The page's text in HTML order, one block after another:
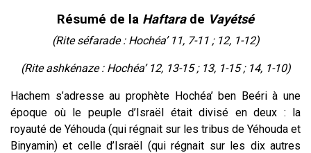
Résumé de la Haftarade Vayétsé
(Rite séfarade : Hochéa’ 11, 7-11 ; 12, 1-12)
(Rite ashkénaze : Hochéa’ 12, 13-15 ; 13, 1-15 ; 14, 1-10)
Hachem s’adresse au prophète Hochéa’ ben Beéri à une
époque où le peuple d’Israël était divisé en deux : la
royauté de Yéhouda (qui régnait sur les tribus de Yéhouda et
Binyamin) et celle d’Israël (qui régnait sur les dix autres